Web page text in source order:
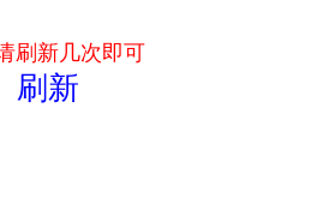
刷新几次即可
刷新